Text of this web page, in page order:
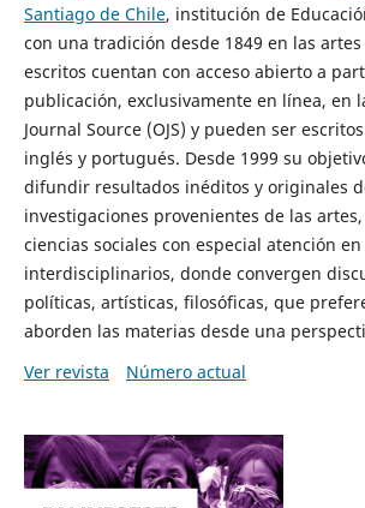
Santiago de Chile, institución de
con una tradición desde 1849 en las artes
escritos cuentan con acceso abierto a
publicación, exclusivamente en línea, en
Journal Source (OJS) y pueden ser
inglés y portugués. Desde 1999 su
difundir resultados inéditos y originales
investigaciones provenientes de las
ciencias sociales con especial atención
interdisciplinarios, donde convergen
políticas, artísticas, filosóficas, que
aborden las materias desde una
Ver revista
Número actual